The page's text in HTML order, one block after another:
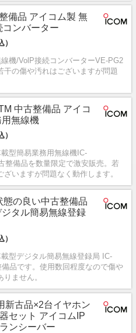
備品 アイコム製 無
ンバーター
）
機/VolP接続コンバーターVE-PG2
干の傷や汚れはございますが問題
中古整備品 アイコ
用無線機
）
型簡易業務用無線機IC-
整備品を数量限定で激安販売。若
いますが問題なく動作します。
態の良い中古整備品
タル簡易無線登録
）
型デジタル簡易無線登録局 IC-
備品です。使用数回程度なので傷や
ません。
新古品×2台イヤホン
セット アイコムIP
ンシーバー